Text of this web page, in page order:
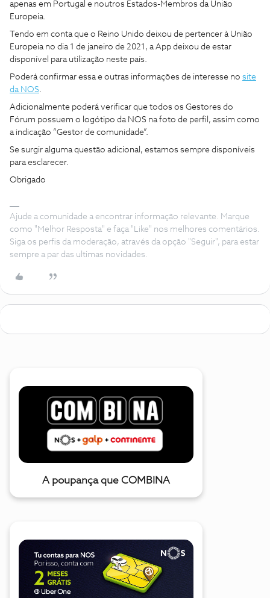
apenas em Portugal e noutros Estados-Membros da União
Europeia.
Tendo em conta que o Reino Unido deixou de pertencer à União
Europeia no dia 1 de janeiro de 2021, a App deixou de estar
disponível para utilização neste país.
Poderá confirmar essa e outras informações de interesse no site
da NOS.
Adicionalmente poderá verificar que todos os Gestores do
Fórum possuem o logótipo da NOS na foto de perfil, assim como
a indicação “Gestor de comunidade”.
Se surgir alguma questão adicional, estamos sempre disponíveis
para esclarecer.
Obrigado
Ajude a comunidade a encontrar informação relevante. Marque
como "Melhor Resposta" e faça "Like" nos melhores comentários.
Siga os perfis da moderação, através da opção "Seguir", para estar
sempre a par das ultimas novidades.
A poupança que COMBINA